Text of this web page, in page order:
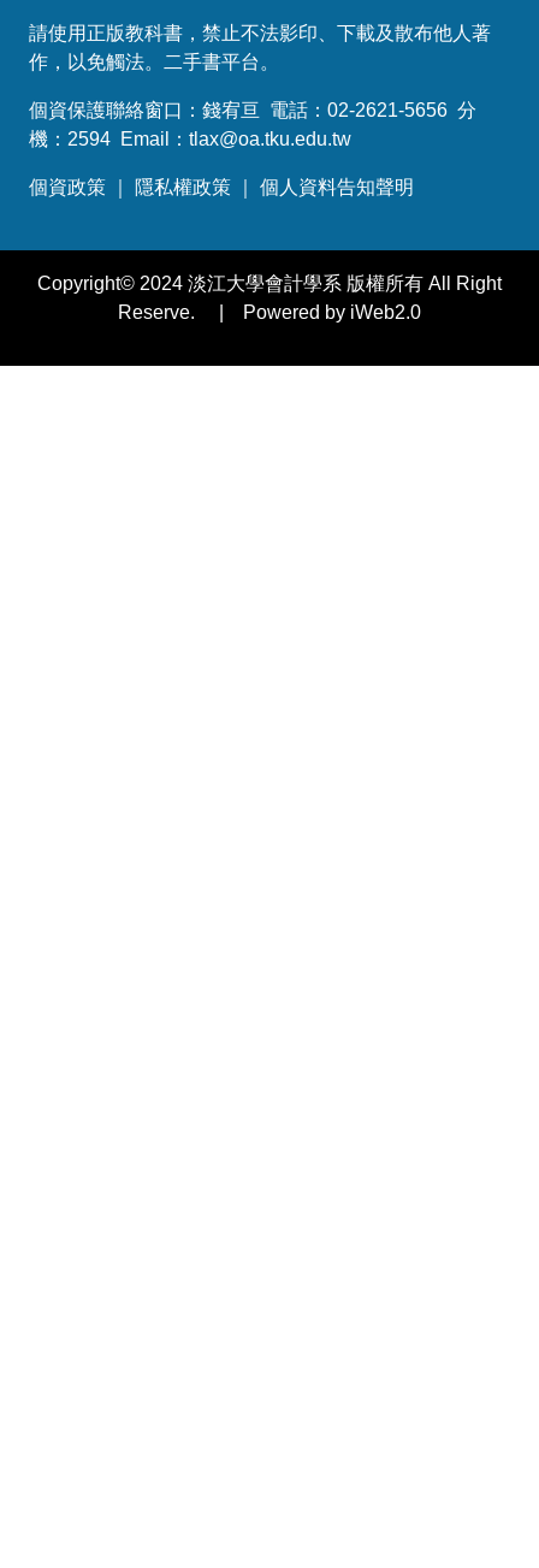
請使用正版教科書，禁止不法影印、下載及散布他人著
作，以免觸法。
二手書平台 。
個資保護聯絡窗口：錢宥亘 電話：02-2621-5656 分
機：2594 Email： tlax@oa.tku.edu.tw
個資政策 隱私權政策 個人資料告知聲明
Copyright© 2024 淡江大學會計學系 版權所有 All Right
Reserve. | Powered by iWeb2.0